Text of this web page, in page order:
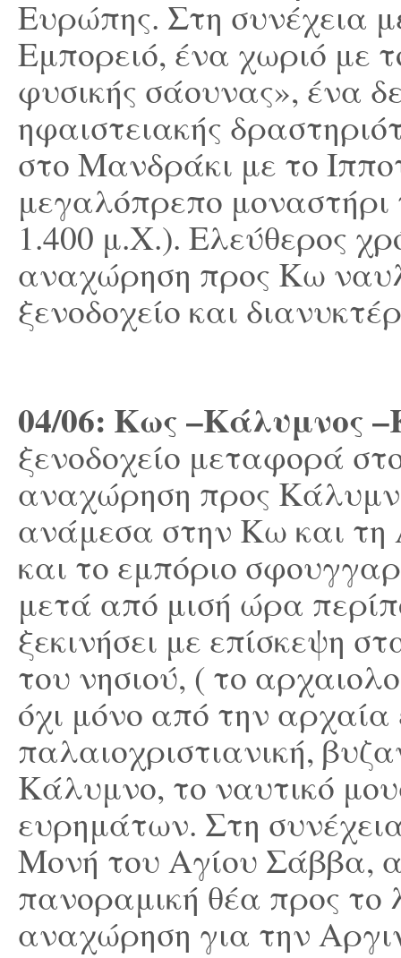
Ευρώπης. Στη συνέχεια
Εμπορειό, ένα χωριό με
φυσικής σάουνας», ένα
ηφαιστειακής
στο Μανδράκι με το
μεγαλόπρεπο
1.400 μ.Χ.). Ελεύθερος
αναχώρηση προς Κω
ξενοδοχείο και
04/06: Κως –Κάλυμνος
ξενοδοχείο μεταφορά
αναχώρηση προς
ανάμεσα στην Κω και
και το εμπόριο
μετά από μισή ώρα
ξεκινήσει με επίσκεψη
του νησιού, ( το
όχι μόνο από την
παλαιοχριστιανική,
Κάλυμνο, το ναυτικό
ευρημάτων. Στη
Μονή του Αγίου Σάββα,
πανοραμική θέα προς
αναχώρηση για την